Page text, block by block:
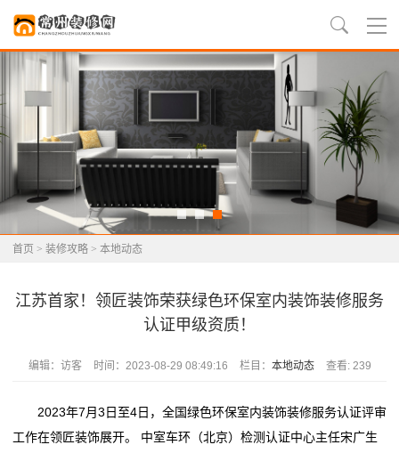
首页 > 装修攻略 > 本地动态
江苏首家！领匠装饰荣获绿色环保室内装饰装修服务
认证甲级资质！
编辑：访客 时间：2023-08-29 08:49:16 栏目： 本地动态 查看: 239
2023年7月3日至4日，全国绿色环保室内装饰装修服务认证评审
工作在领匠装饰展开。 中室车环（北京）检测认证中心主任宋广生